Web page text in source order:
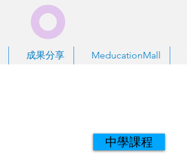
成果分享 MeducationMall
中學課程